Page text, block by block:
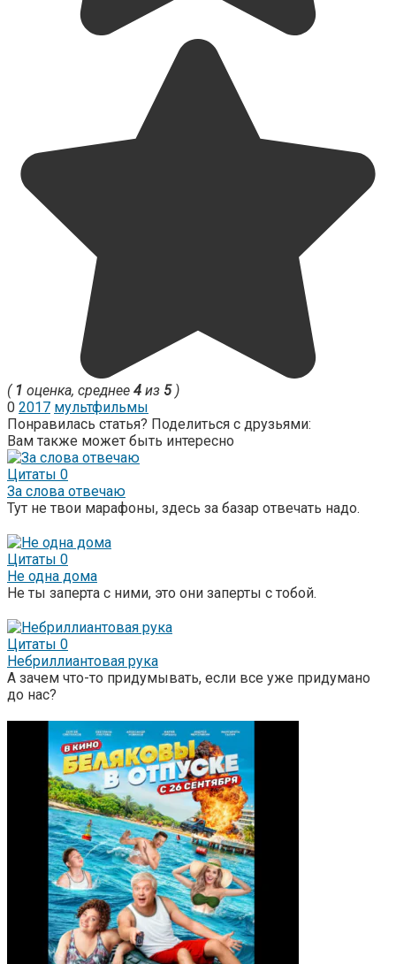
( 1 оценка, среднее 4 из 5)
0 2017 мультфильмы
Понравилась статья? Поделиться с друзьями:
Вам также может быть интересно
Цитаты 0
За слова отвечаю
Тут не твои марафоны, здесь за базар отвечать надо.
Цитаты 0
Не одна дома
Не ты заперта с ними, это они заперты с тобой.
Цитаты 0
Небриллиантовая рука
А зачем что-то придумывать, если все уже придумано
до нас?